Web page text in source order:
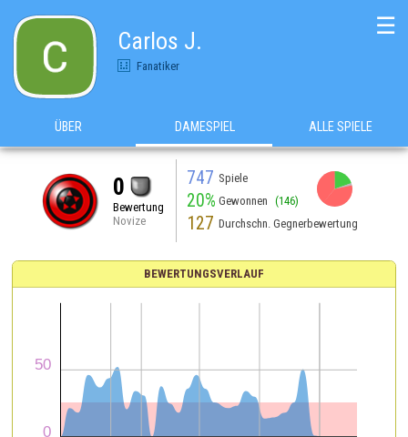
Carlos J.
Fanatiker
☰
ÜBER DAMESPIEL ALLE SPIELE
0
Bewertung
Novize
747 Spiele
20% Gewonnen (146)
127 Durchschn. Gegnerbewertung
BEWERTUNGSVERLAUF